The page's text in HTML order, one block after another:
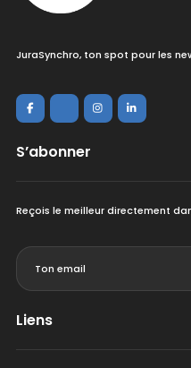
JuraSynchro, ton spot pour les
S’abonner
Reçois le meilleur directement
Liens